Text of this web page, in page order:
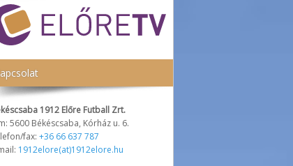
1912 Előre Futball Zrt.
5600 Békéscsaba, Kórház u. 6.
fax: +36 66 637 787
1912elore(at)1912elore.hu